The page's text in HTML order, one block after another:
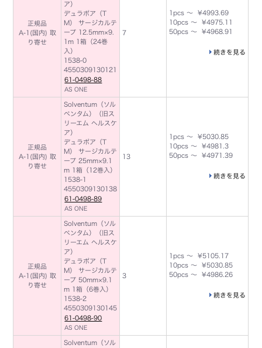
正規品
A-1(国内) 取
り寄せ
ア）
デュラポア（T
M） サージカルテ
ープ 12.5mm×9.
1m 1箱（24巻
入）
1538-0
4550309130121
61-0498-88
AS ONE
7
1pcs ～ ¥4993.69
10pcs ～ ¥4975.11
50pcs ～ ¥4968.91
続きを見る
正規品
A-1(国内) 取
り寄せ
Solventum（ソル
ベンタム）（旧ス
リーエム ヘルスケ
ア）
デュラポア（T
M） サージカルテ
ープ 25mm×9.1
m 1箱（12巻入）
1538-1
4550309130138
61-0498-89
AS ONE
13
1pcs ～ ¥5030.85
10pcs ～ ¥4981.3
50pcs ～ ¥4971.39
続きを見る
正規品
A-1(国内) 取
り寄せ
Solventum（ソル
ベンタム）（旧ス
リーエム ヘルスケ
ア）
デュラポア（T
M） サージカルテ
ープ 50mm×9.1
m 1箱（6巻入）
1538-2
4550309130145
61-0498-90
AS ONE
3
1pcs ～ ¥5105.17
10pcs ～ ¥5030.85
50pcs ～ ¥4986.26
続きを見る
Solventum（ソル